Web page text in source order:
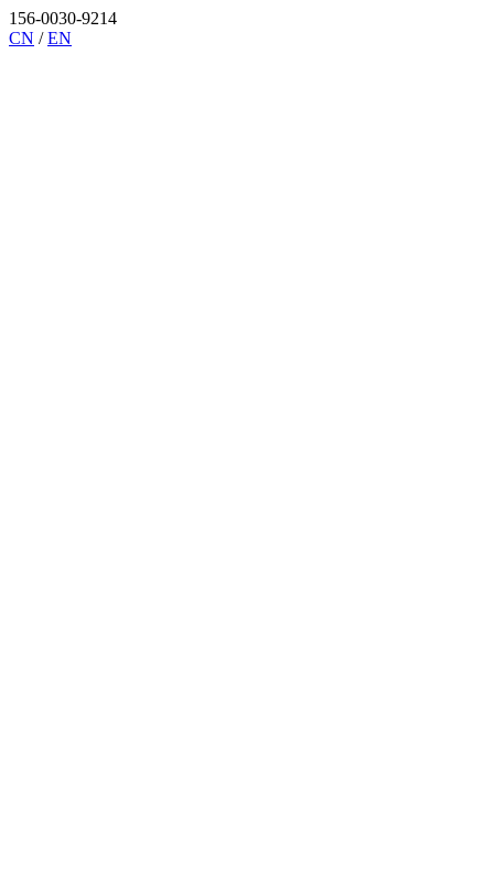
156-0030-9214
CN /EN